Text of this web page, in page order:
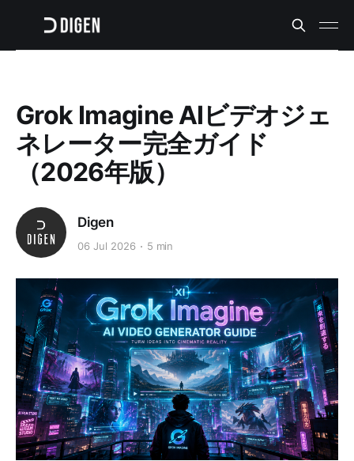
Grok Imagine AIビデオジェ
ネレーター完全ガイド
（2026年版）
Digen
06 Jul 2026 5 min